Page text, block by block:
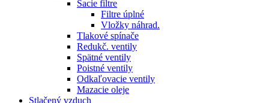
Sacie filtre
Filtre úplné
Vložky náhrad.
Tlakové spínače
Redukč. ventily
Spätné ventily
Poistné ventily
Odkaľovacie ventily
Mazacie oleje
Stlačený vzduch